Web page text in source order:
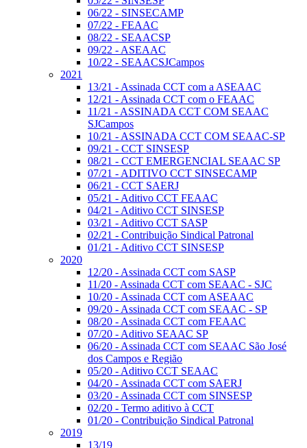
06/22 - SINSECAMP
07/22 - FEAAC
08/22 - SEAACSP
09/22 - ASEAAC
10/22 - SEAACSJCampos
2021
13/21 - Assinada CCT com a ASEAAC
12/21 - Assinada CCT com o FEAAC
11/21 - ASSINADA CCT COM SEAAC
SJCampos
10/21 - ASSINADA CCT COM SEAAC-SP
09/21 - CCT SINSESP
08/21 - CCT EMERGENCIAL SEAAC SP
07/21 - ADITIVO CCT SINSECAMP
06/21 - CCT SAERJ
05/21 - Aditivo CCT FEAAC
04/21 - Aditivo CCT SINSESP
03/21 - Aditivo CCT SASP
02/21 - Contribuição Sindical Patronal
01/21 - Aditivo CCT SINSESP
2020
12/20 - Assinada CCT com SASP
11/20 - Assinada CCT com SEAAC - SJC
10/20 - Assinada CCT com ASEAAC
09/20 - Assinada CCT com SEAAC - SP
08/20 - Assinada CCT com FEAAC
07/20 - Aditivo SEAAC SP
06/20 - Assinada CCT com SEAAC São José
dos Campos e Região
05/20 - Aditivo CCT SEAAC
04/20 - Assinada CCT com SAERJ
03/20 - Assinada CCT com SINSESP
02/20 - Termo aditivo à CCT
01/20 - Contribuição Sindical Patronal
2019
13/19